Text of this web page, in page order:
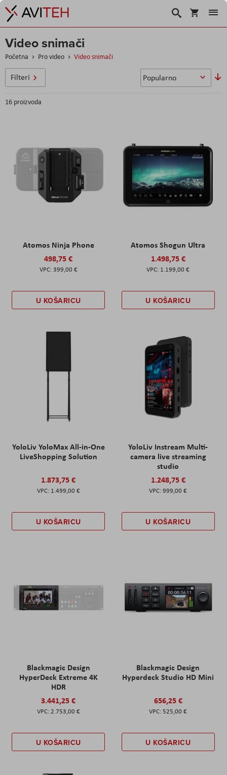
Košarica
Traži
Video snimači
Početna Pro video Video snimači
16 proizvoda
Atomos Ninja Phone
498,75 €
399,00 €
U KOŠARICU
Atomos Shogun Ultra
1.498,75 €
1.199,00 €
U KOŠARICU
YoloLiv YoloMax All-in-One
LiveShopping Solution
1.873,75 €
1.499,00 €
U KOŠARICU
YoloLiv Instream Multi-
camera live streaming
studio
1.248,75 €
999,00 €
U KOŠARICU
Blackmagic Design
HyperDeck Extreme 4K
HDR
3.441,25 €
2.753,00 €
U KOŠARICU
Blackmagic Design
Hyperdeck Studio HD Mini
656,25 €
525,00 €
U KOŠARICU
Filteri